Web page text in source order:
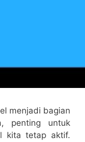
menjadi bagian
penting untuk
kita tetap aktif.